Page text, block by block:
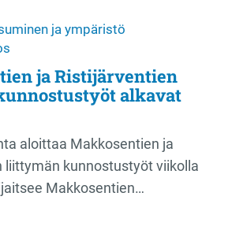
ja ympäristö
ja Ristijärventien
alkavat
aloittaa Makkosentien ja
liittymän kunnostustyöt viikolla
Makkosentien…